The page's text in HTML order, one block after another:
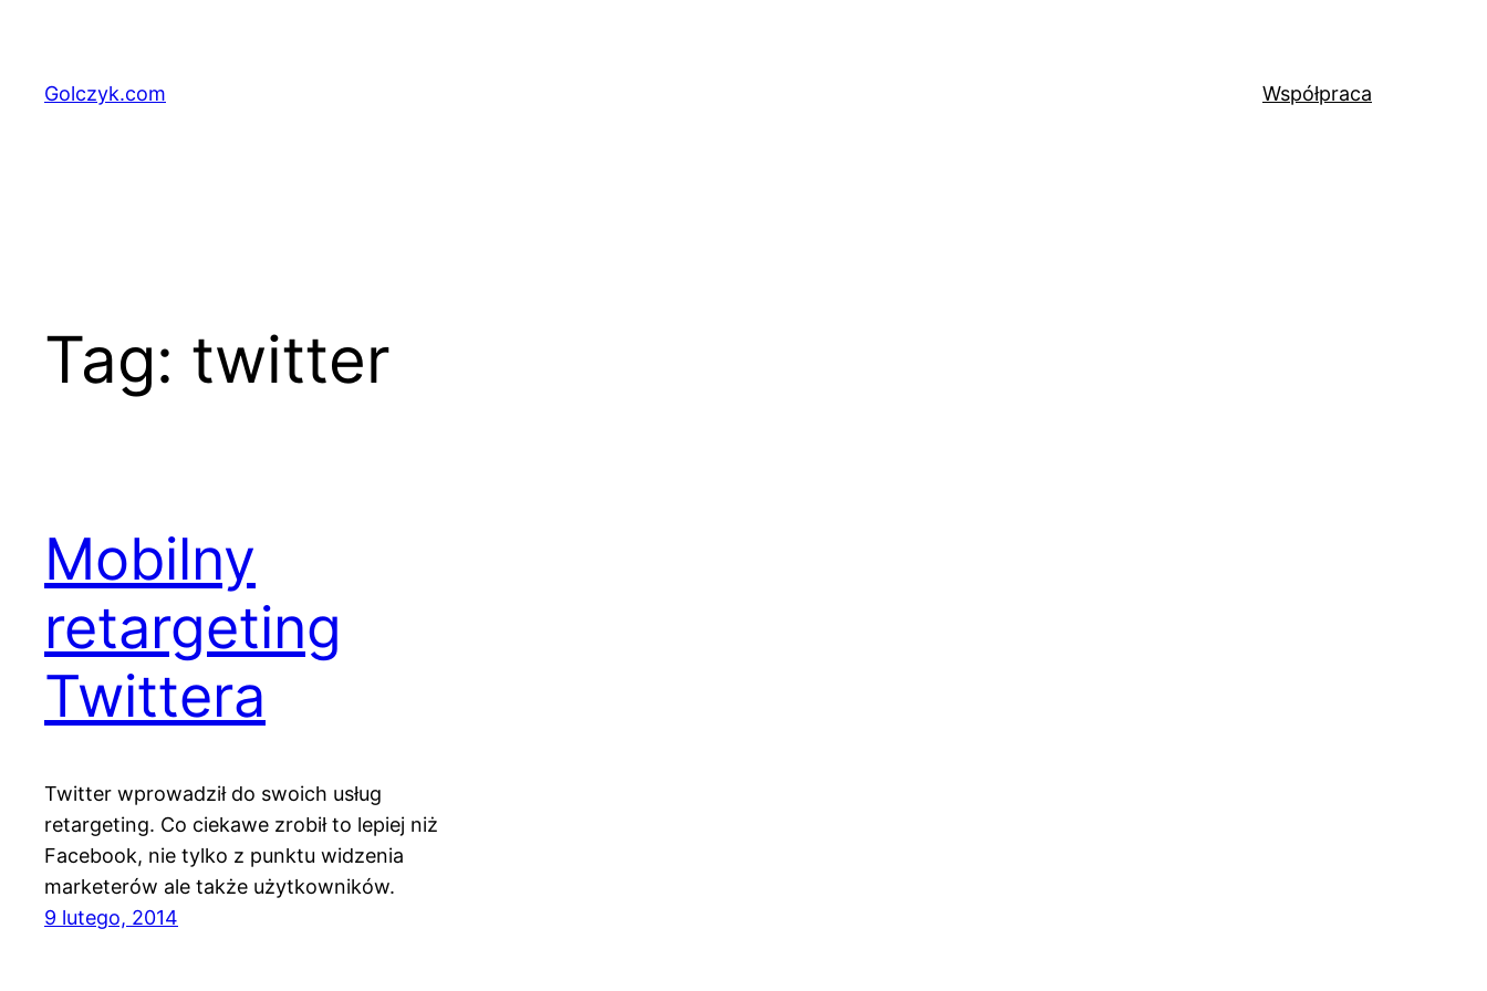
treściGolczyk.com Współpraca
Tag: twitter
Mobilny
retargeting
Twittera
Twitter wprowadził do swoich usług
retargeting. Co ciekawe zrobił to lepiej niż
Facebook, nie tylko z punktu widzenia
marketerów ale także użytkowników.
9 lutego, 2014